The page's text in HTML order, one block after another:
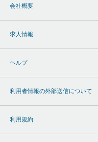
会社概要
求人情報
ヘルプ
利用者情報の外部送信について
利用規約